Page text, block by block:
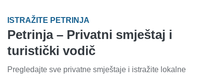
ISTRAŽITE PETRINJA
Petrinja – Privatni smještaj i
turistički vodič
Pregledajte sve privatne smještaje i istražite lokalne